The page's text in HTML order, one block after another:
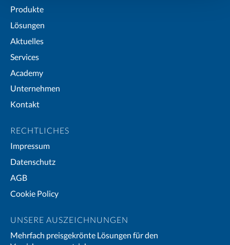
Produkte
Lösungen
Aktuelles
Services
Academy
Unternehmen
Kontakt
RECHTLICHES
Impressum
Datenschutz
AGB
Cookie Policy
UNSERE AUSZEICHNUNGEN
Mehrfach preisgekrönte Lösungen für den